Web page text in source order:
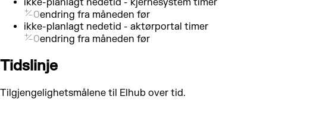
0endring fra måneden før
ikke-planlagt nedetid - aktørportal timer
0endring fra måneden før
Tidslinje
Tilgjengelighetsmålene til Elhub over tid.